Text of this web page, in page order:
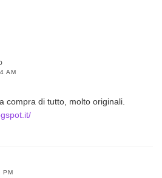
AM
compra di tutto, molto originali.
PM